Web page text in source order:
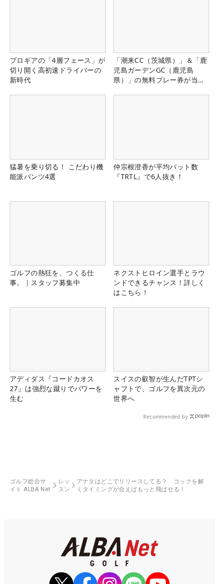
プロギアの「4層フェース」が
切り開く高初速ドライバーの
新時代
「潮来CC（茨城県）」＆「鹿
児島ガーデンGC（鹿児島
県）」の無料プレー券が当た
猛暑を乗り切る！ こだわり機
能派パンツ4選
仲宗根澄香が平均パット数
『TRTL』で6人抜き！
ゴルフの熱狂を、つくる仕
事。｜スタッフ募集中
ネクストヒロイン選手とラウ
ンドできるチャンス！詳しく
はこちら！
アディダス『コードカオス
27』は強烈な蹴りでパワーを
生む
スイスの叡智が生んだTPTシ
ャフトで、ゴルフを異次元の
世界へ
Recommended by
ゴルフ総合サ
イト ALBA Net
レッ
スン
アナタはどこでリリースしてる？ コックを解
くタイミングが合えばもっと飛ばせる！